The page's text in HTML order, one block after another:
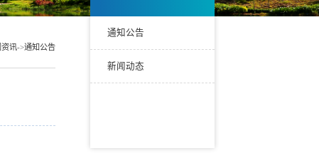
通知公告
新闻动态
讯->通知公告